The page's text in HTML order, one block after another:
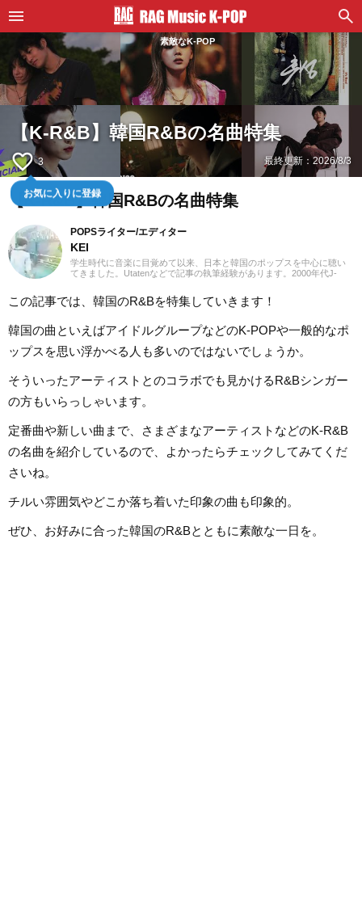
素敵なK-POP
【K-R&B】韓国R&Bの名曲特集
favorite_border 3
お気に入りに登録
最終更新：2026/8/3
【K-R&B】韓国R&Bの名曲特集
POPSライター/エディター
KEI
学生時代に音楽に目覚めて以来、日本と韓国のポップスを中心に聴い
てきました。Utatenなどで記事の執筆経験があります。2000年代J-
ンル問わずに楽しみます。過去のお仕事の環境とその影響で往年のロ
ックや歌謡曲をたくさん耳にしたことが、「好き」の幅を広げたかも
ップスシーンを見てきた肌感覚とヒット性に即した編集を心がけてい
ます。
この記事では、韓国のR&Bを特集していきます！
韓国の曲といえばアイドルグループなどのK-POPや一般的なポ
ップスを思い浮かべる人も多いのではないでしょうか。
そういったアーティストとのコラボでも見かけるR&Bシンガー
の方もいらっしゃいます。
定番曲や新しい曲まで、さまざまなアーティストなどのK-R&B
の名曲を紹介しているので、よかったらチェックしてみてくだ
さいね。
チルい雰囲気やどこか落ち着いた印象の曲も印象的。
ぜひ、お好みに合った韓国のR&Bとともに素敵な一日を。